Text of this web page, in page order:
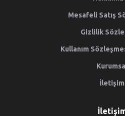
Mesafeli Satış
Gizlilik
Kullanım
İletişim